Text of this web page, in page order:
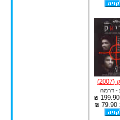
- דרמה
199.90 ₪